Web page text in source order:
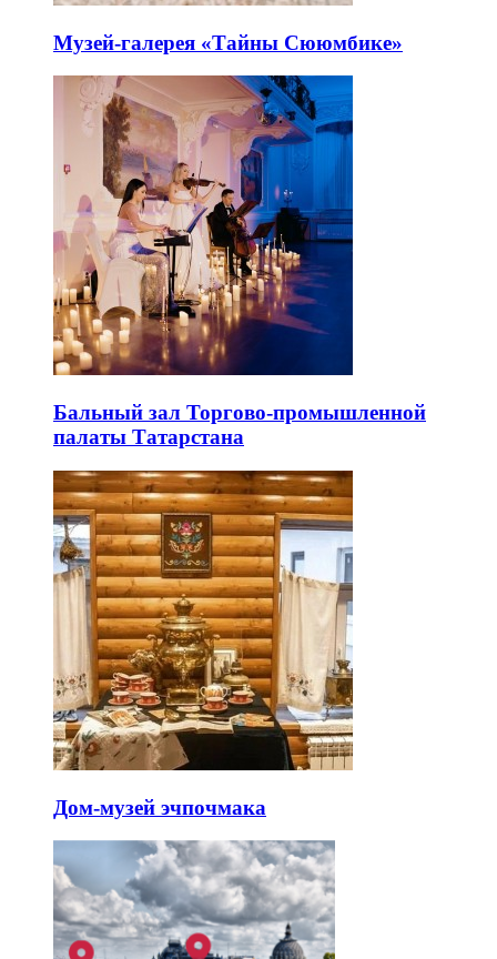
Музей-галерея «Тайны Сююмбике»
Бальный зал Торгово-промышленной
палаты Татарстана
Дом-музей эчпочмака